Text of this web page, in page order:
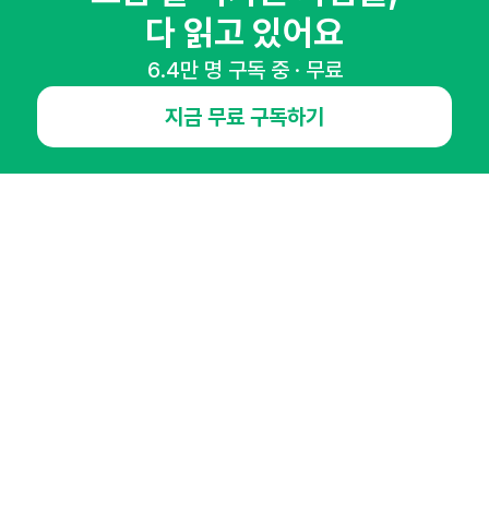
다 읽고 있어요
6.4만 명 구독 중 · 무료
지금 무료 구독하기